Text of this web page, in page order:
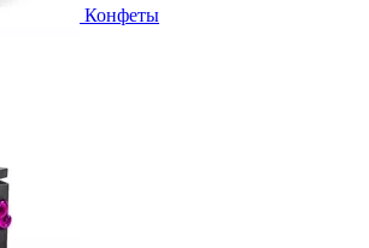
Конфеты